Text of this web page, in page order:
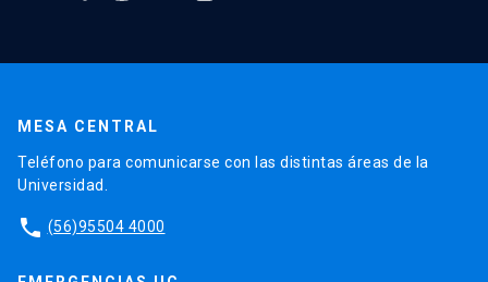
MESA CENTRAL
Teléfono para comunicarse con las distintas áreas de la
Universidad.
phone (56)95504 4000